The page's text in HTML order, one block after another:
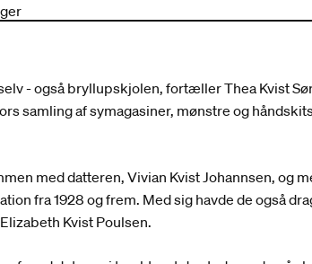
- også bryllupskjolen, fortæller Thea Kvist
samling af symagasiner, mønstre og
med datteren, Vivian Kvist Johannsen, og
fra 1928 og frem. Med sig havde de også
Kvist Poulsen.